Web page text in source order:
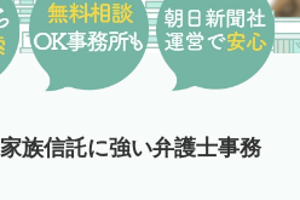
族信託に強い弁護士事務